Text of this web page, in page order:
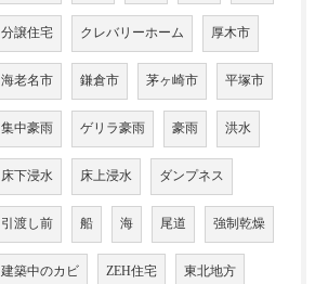
分譲住宅 クレバリーホーム 厚木市
海老名市 鎌倉市 茅ヶ崎市 平塚市
集中豪雨 ゲリラ豪雨 豪雨 洪水
床下浸水 床上浸水 ダンプネス
引渡し前 船 海 尾道 強制乾燥
建築中のカビ ZEH住宅 東北地方